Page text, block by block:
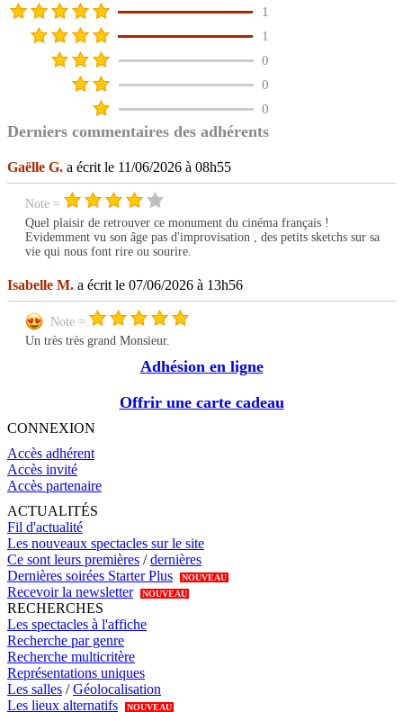
1
1
0
0
0
Derniers commentaires des adhérents
Gaëlle G. a écrit le 11/06/2026 à 08h55
Note =
Quel plaisir de retrouver ce monument du cinéma français !
Evidemment vu son âge pas d'improvisation , des petits sketchs sur sa
vie qui nous font rire ou sourire.
Isabelle M. a écrit le 07/06/2026 à 13h56
Note =
Un très très grand Monsieur.
Adhésion en ligne
Offrir une carte cadeau
CONNEXION
Accès adhérent
Accès invité
Accès partenaire
ACTUALITÉS
Fil d'actualité
Les nouveaux spectacles sur le site
Ce sont leurs premières /dernières
Dernières soirées Starter Plus
NOUVEAU
Recevoir la newsletter NOUVEAU
RECHERCHES
Les spectacles à l'affiche
Recherche par genre
Recherche multicritère
Représentations uniques
Les salles /Géolocalisation
Les lieux alternatifs
NOUVEAU